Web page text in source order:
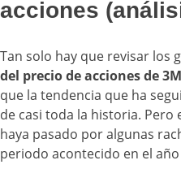
acciones
Tan solo hay que revisar los
del precio de acciones de 3M
que la tendencia que ha
de casi toda la historia.
haya pasado por algunas
periodo acontecido en el año